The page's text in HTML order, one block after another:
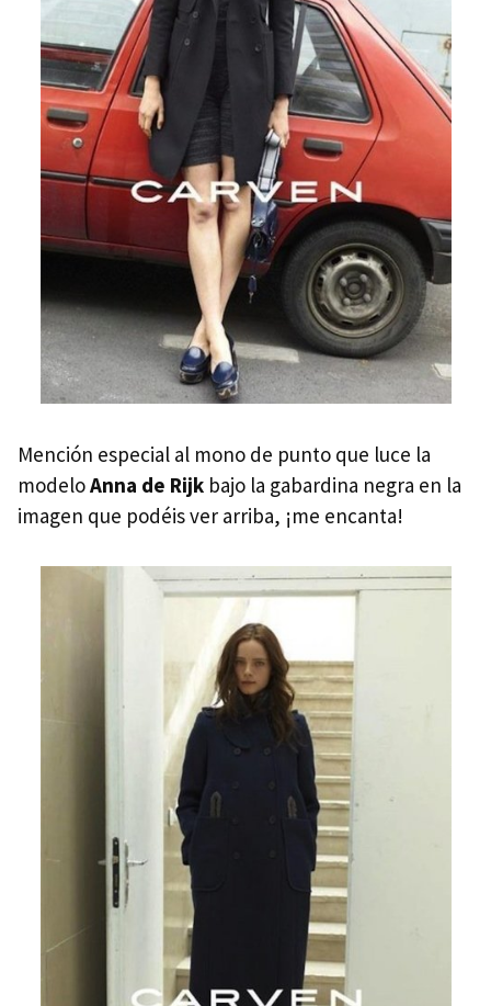
Mención especial al mono de punto que luce la
modeloAnna de Rijk bajo la gabardina negra en la
imagen que podéis ver arriba, ¡me encanta!